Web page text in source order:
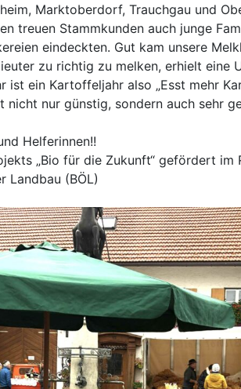
Marktoberdorf, Trauchgau und
treuen Stammkunden auch junge
eindeckten. Gut kam unsere
zu richtig zu melken, erhielt eine
ist ein Kartoffeljahr also „Esst mehr
nur günstig, sondern auch sehr
Helferinnen!!
„Bio für die Zukunft“ gefördert im
Landbau (BÖL)